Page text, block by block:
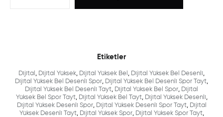
Etiketler
Dijital , Dijital Yüksek, Dijital Yüksek Bel , Dijital Yüksek Bel Desenli,
Dijital Yüksek Bel Desenli Spor, Dijital Yüksek Bel Desenli Spor Tayt,
Dijital Yüksek Bel Desenli Tayt, Dijital Yüksek Bel Spor, Dijital
Yüksek Bel Spor Tayt, Dijital Yüksek Bel Tayt, Dijital Yüksek Desenli,
Dijital Yüksek Desenli Spor, Dijital Yüksek Desenli Spor Tayt, Dijital
Yüksek Desenli Tayt, Dijital Yüksek Spor, Dijital Yüksek Spor Tayt,